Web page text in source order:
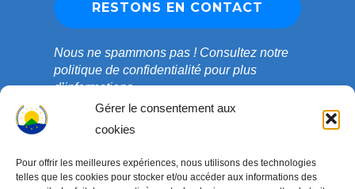
Gérer le consentement aux
cookies
Pour offrir les meilleures expériences, nous utilisons des technologies
telles que les cookies pour stocker et/ou accéder aux informations des
Nous ne spammons pas ! Consultez notre
politique de confidentialitépour plus
d’informations.